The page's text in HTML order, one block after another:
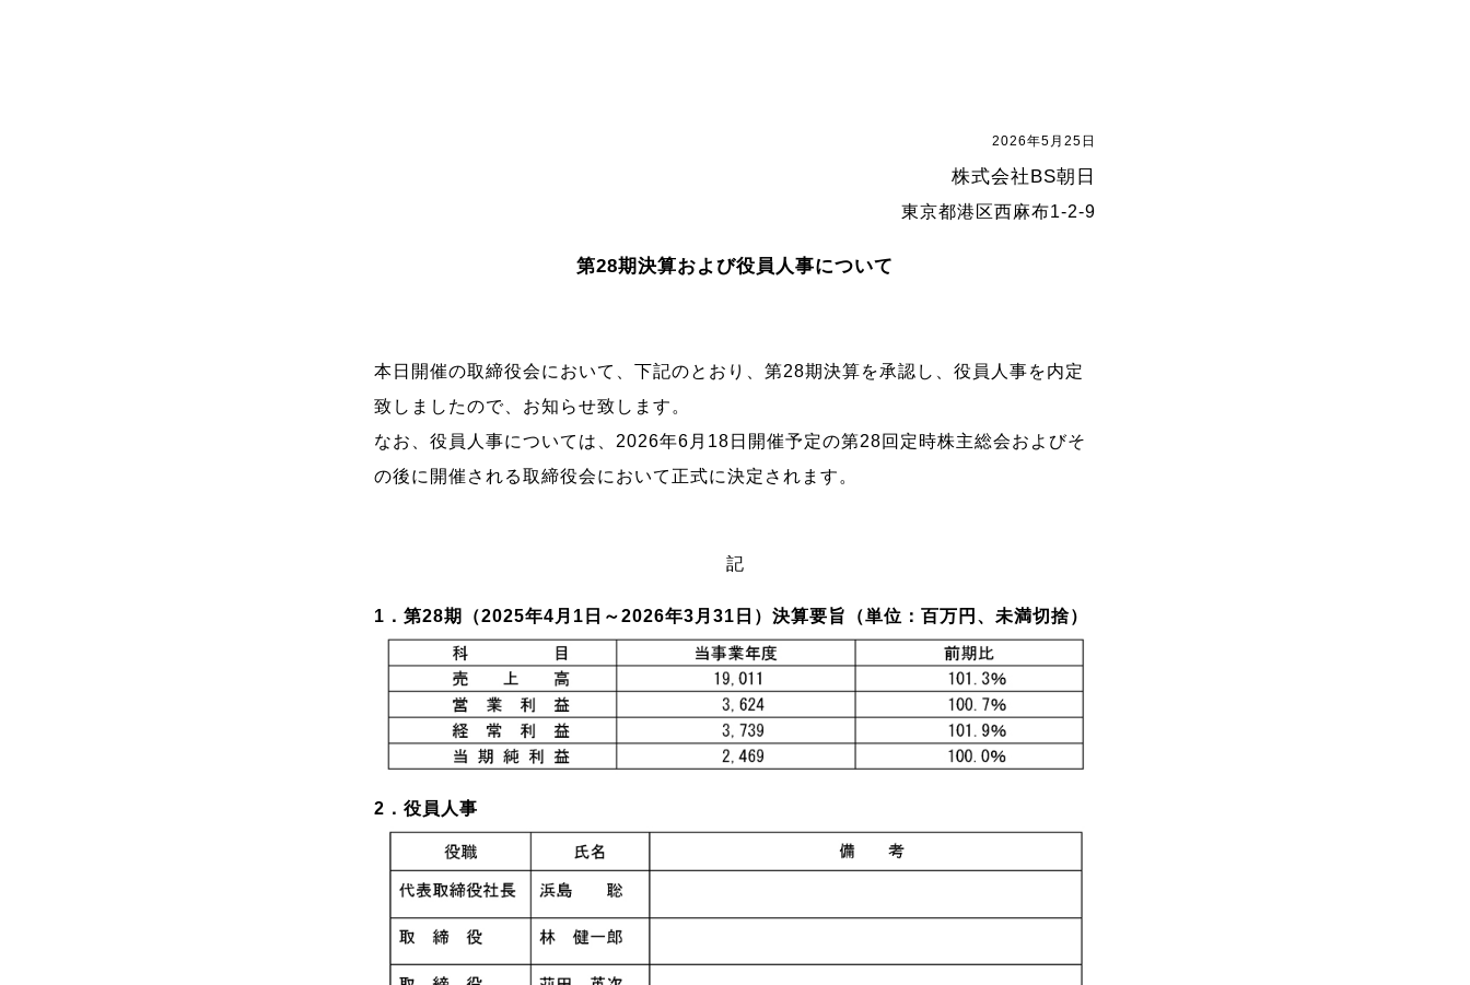
2026年5月25日
株式会社BS朝日
東京都港区西麻布1-2-9
第28期決算および役員人事について
本日開催の取締役会において、下記のとおり、第28期決算を承認し、役員人事を内定
致しましたので、お知らせ致します。
なお、役員人事については、2026年6月18日開催予定の第28回定時株主総会およびそ
の後に開催される取締役会において正式に決定されます。
記
1．第28期（2025年4月1日～2026年3月31日）決算要旨（単位：百万円、未満切捨）
2．役員人事